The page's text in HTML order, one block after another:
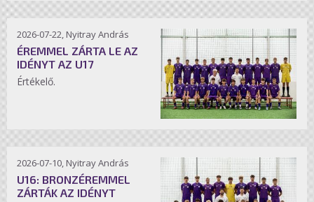
2026-07-22, Nyitray András
ÉREMMEL ZÁRTA LE AZ
IDÉNYT AZ U17
Értékelő.
2026-07-10, Nyitray András
U16: BRONZÉREMMEL
ZÁRTÁK AZ IDÉNYT